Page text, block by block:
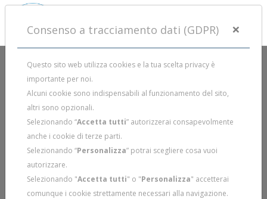
Consenso a tracciamento dati (GDPR) ×
Questo sito web utilizza cookies e la tua scelta privacy è
importante per noi.
Alcuni cookie sono indispensabili al funzionamento del sito,
altri sono opzionali.
Selezionando “Accetta tutti” autorizzerai consapevolmente
anche i cookie di terze parti.
Selezionando “Personalizza” potrai scegliere cosa vuoi
autorizzare.
Selezionando "Accetta tutti" o "Personalizza" accetterai
comunque i cookie strettamente necessari alla navigazione.